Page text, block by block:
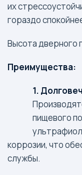
их
гораздо
Высота дверного
Преимущества:
1.
пищевого
коррозии, что
службы.